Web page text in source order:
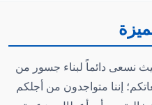
نسعى دائماً لبناء جسور من
إننا متواجدون من أجلكم